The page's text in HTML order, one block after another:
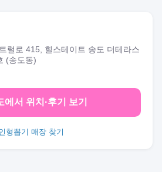
럴로 415, 힐스테이트 송도 더테라스
(송도동)
에서 위치·후기 보기
형뽑기 매장 찾기